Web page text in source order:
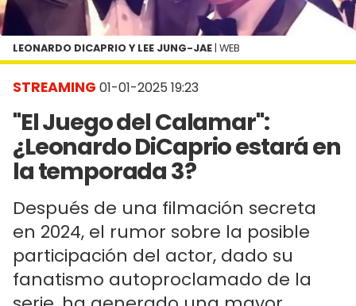
STREAMING 01-01-2025 19:23
"El Juego del Calamar":
¿Leonardo DiCaprio estará en
la temporada 3?
Después de una filmación secreta
en 2024, el rumor sobre la posible
participación del actor, dado su
fanatismo autoproclamado de la
LEONARDO DICAPRIO Y LEE JUNG-JAE | WEB